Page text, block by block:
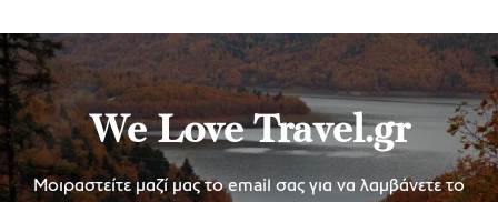
We Love Travel.gr
Μοιραστείτε μαζί μας το email σας για να λαμβάνετε το